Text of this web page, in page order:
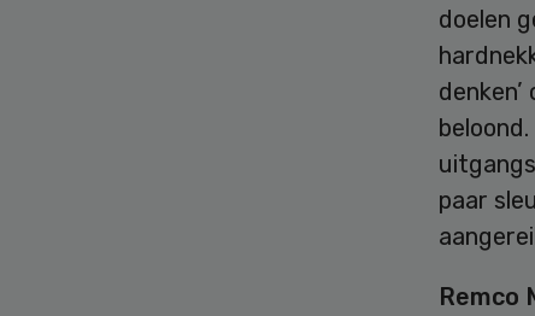
doelen
paar
Remco